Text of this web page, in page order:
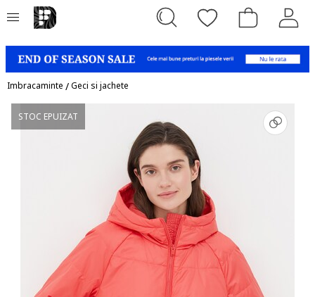
Imbracaminte /Geci si jachete
STOC EPUIZAT